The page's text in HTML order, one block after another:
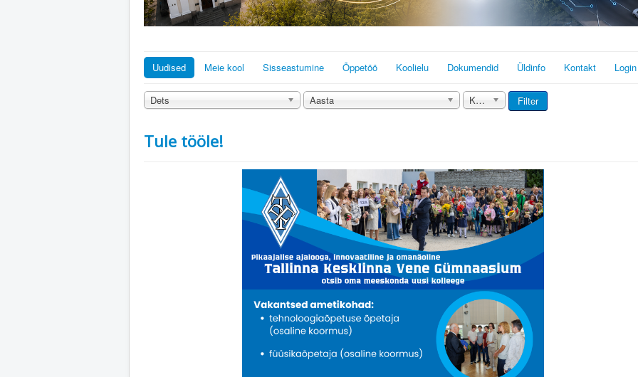
Uudised Meie kool Sisseastumine Õppetöö Koolielu Dokumendid Üldinfo Kontakt Login
Dets Aasta Kõik Filter
Tule tööle!